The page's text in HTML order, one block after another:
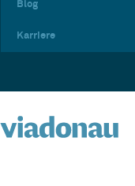
Blog
Karriere